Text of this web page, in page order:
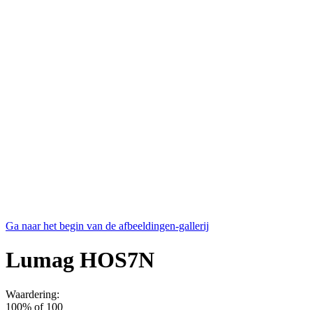
Ga naar het begin van de afbeeldingen-gallerij
Lumag HOS7N
Waardering:
100% of 100